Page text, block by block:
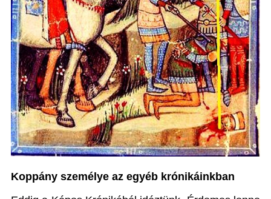
Koppány személye az egyéb krónikáinkban